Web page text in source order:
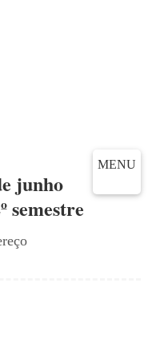
MENU
junho
semestre